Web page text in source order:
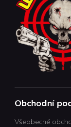
Obchodní
Všeobecné